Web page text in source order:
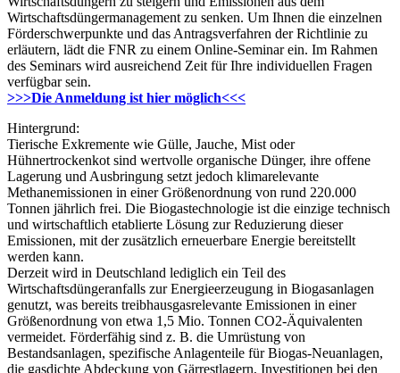
Wirtschaftsdüngermanagement zu senken. Um Ihnen die einzelnen
Förderschwerpunkte und das Antragsverfahren der Richtlinie zu
erläutern, lädt die FNR zu einem Online-Seminar ein. Im Rahmen
des Seminars wird ausreichend Zeit für Ihre individuellen Fragen
verfügbar sein.
>>>Die Anmeldung ist hier möglich<<<
Hintergrund:
Tierische Exkremente wie Gülle, Jauche, Mist oder
Hühnertrockenkot sind wertvolle organische Dünger, ihre offene
Lagerung und Ausbringung setzt jedoch klimarelevante
Methanemissionen in einer Größenordnung von rund 220.000
Tonnen jährlich frei. Die Biogastechnologie ist die einzige technisch
und wirtschaftlich etablierte Lösung zur Reduzierung dieser
Emissionen, mit der zusätzlich erneuerbare Energie bereitstellt
werden kann.
Derzeit wird in Deutschland lediglich ein Teil des
Wirtschaftsdüngeranfalls zur Energieerzeugung in Biogasanlagen
genutzt, was bereits treibhausgasrelevante Emissionen in einer
Größenordnung von etwa 1,5 Mio. Tonnen CO2-Äquivalenten
vermeidet. Förderfähig sind z. B. die Umrüstung von
Bestandsanlagen, spezifische Anlagenteile für Biogas-Neuanlagen,
die gasdichte Abdeckung von Gärrestlagern, Investitionen bei den